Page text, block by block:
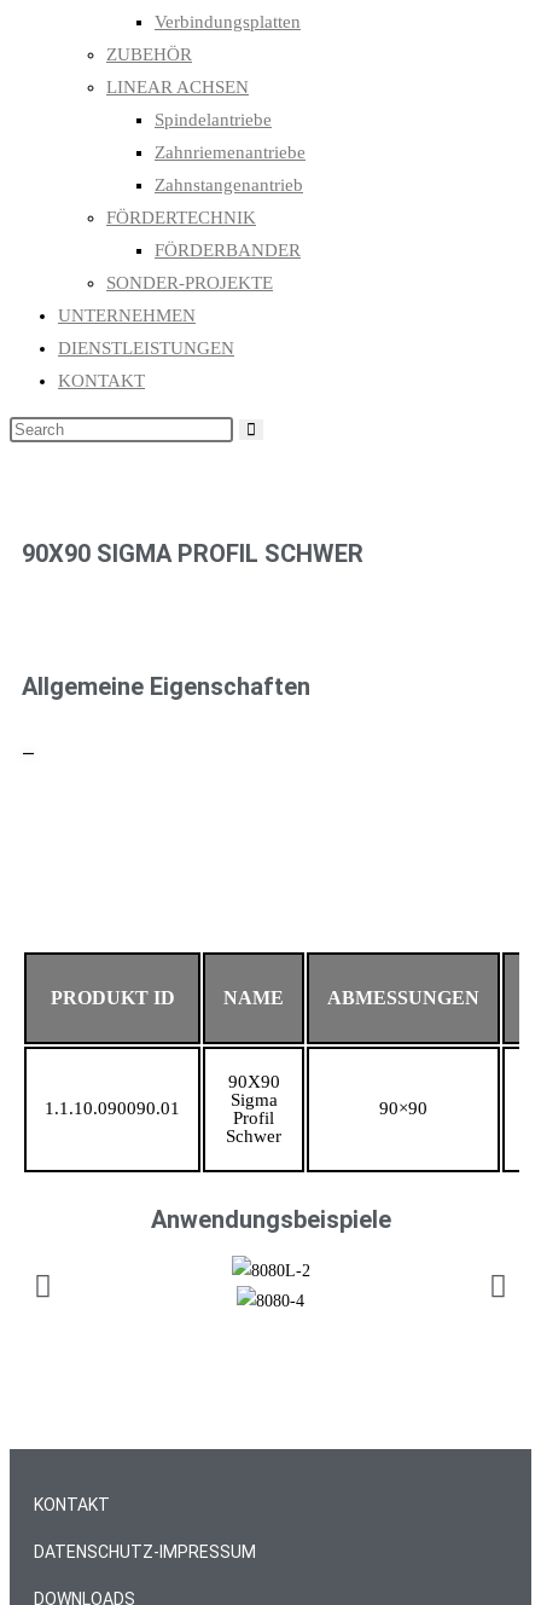
Verbindungsplatten
ZUBEHÖR
LINEAR ACHSEN
Spindelantriebe
Zahnriemenantriebe
Zahnstangenantrieb
FÖRDERTECHNIK
FÖRDERBANDER
SONDER-PROJEKTE
UNTERNEHMEN
DIENSTLEISTUNGEN
KONTAKT
90X90 SIGMA PROFIL SCHWER
Allgemeine Eigenschaften
—
PRODUKT ID NAME ABMESSUNGEN
1.1.10.090090.01
90X90
Sigma
Profil
Schwer
90×90
Anwendungsbeispiele
KONTAKT
DATENSCHUTZ-IMPRESSUM
DOWNLOADS